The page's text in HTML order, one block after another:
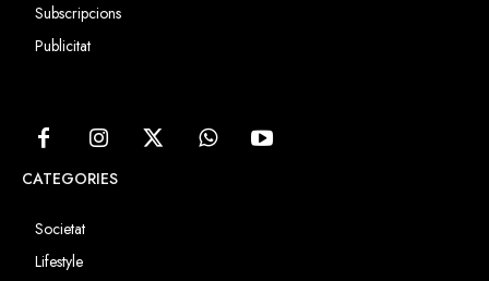
Subscripcions
Publicitat
CATEGORIES
Societat
Lifestyle